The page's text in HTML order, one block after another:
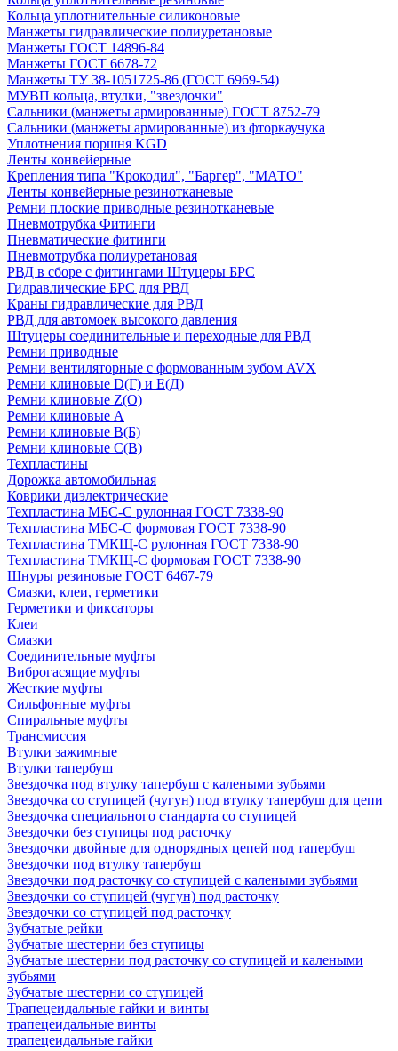
Кольца уплотнительные силиконовые
Манжеты гидравлические полиуретановые
Манжеты ГОСТ 14896-84
Манжеты ГОСТ 6678-72
Манжеты ТУ 38-1051725-86 (ГОСТ 6969-54)
МУВП кольца, втулки, "звездочки"
Сальники (манжеты армированные) ГОСТ 8752-79
Сальники (манжеты армированные) из фторкаучука
Уплотнения поршня KGD
Ленты конвейерные
Крепления типа "Крокодил", "Баргер", "МАТО"
Ленты конвейерные резинотканевые
Ремни плоские приводные резинотканевые
Пневмотрубка Фитинги
Пневматические фитинги
Пневмотрубка полиуретановая
РВД в сборе с фитингами Штуцеры БРС
Гидравлические БРС для РВД
Краны гидравлические для РВД
РВД для автомоек высокого давления
Штуцеры соединительные и переходные для РВД
Ремни приводные
Ремни вентиляторные с формованным зубом AVX
Ремни клиновые D(Г) и Е(Д)
Ремни клиновые Z(О)
Ремни клиновые А
Ремни клиновые В(Б)
Ремни клиновые С(В)
Техпластины
Дорожка автомобильная
Коврики диэлектрические
Техпластина МБС-С рулонная ГОСТ 7338-90
Техпластина МБС-С формовая ГОСТ 7338-90
Техпластина ТМКЩ-С рулонная ГОСТ 7338-90
Техпластина ТМКЩ-С формовая ГОСТ 7338-90
Шнуры резиновые ГОСТ 6467-79
Смазки, клеи, герметики
Герметики и фиксаторы
Клеи
Смазки
Соединительные муфты
Виброгасящие муфты
Жесткие муфты
Сильфонные муфты
Спиральные муфты
Трансмиссия
Втулки зажимные
Втулки тапербуш
Звездочка под втулку тапербуш c калеными зубьями
Звездочка со ступицей (чугун) под втулку тапербуш для цепи
Звездочка специального стандарта со ступицей
Звездочки без ступицы под расточку
Звездочки двойные для однорядных цепей под тапербуш
Звездочки под втулку тапербуш
Звездочки под расточку со ступицей с калеными зубьями
Звездочки со ступицей (чугун) под расточку
Звездочки со ступицей под расточку
Зубчатые рейки
Зубчатые шестерни без ступицы
Зубчатые шестерни под расточку со ступицей и калеными
зубьями
Зубчатые шестерни со ступицей
Трапецеидальные гайки и винты
трапецеидальные винты
трапецеидальные гайки